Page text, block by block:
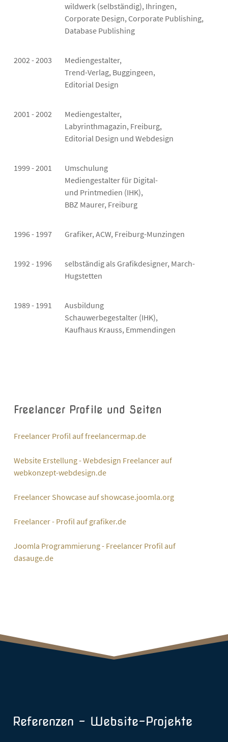
wildwerk (selbständig), Ihringen,
Corporate Design, Corporate Publishing,
Database Publishing
2002 - 2003
Mediengestalter,
Trend-Verlag, Buggingeen,
Editorial Design
2001 - 2002
Mediengestalter,
Labyrinthmagazin, Freiburg,
Editorial Design und Webdesign
1999 - 2001
Umschulung
Mediengestalter für Digital-
und Printmedien (IHK),
BBZ Maurer, Freiburg
1996 - 1997 Grafiker, ACW, Freiburg-Munzingen
1992 - 1996
selbständig als Grafikdesigner, March-
Hugstetten
1989 - 1991
Ausbildung
Schauwerbegestalter (IHK),
Kaufhaus Krauss, Emmendingen
Freelancer Profile und Seiten
Freelancer Profil auf freelancermap.de
Website Erstellung - Webdesign Freelancer auf
webkonzept-webdesign.de
Freelancer Showcase auf showcase.joomla.org
Freelancer - Profil auf grafiker.de
Joomla Programmierung - Freelancer Profil auf
dasauge.de
Referenzen - Website-Projekte